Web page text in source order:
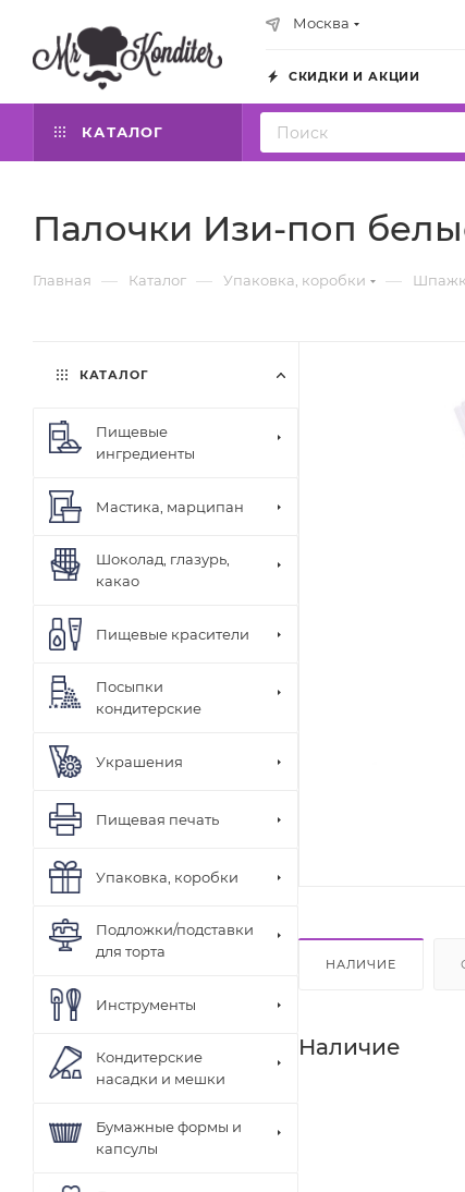
Москва
СКИДКИ И АКЦИИ
КАТАЛОГ
Палочки Изи-поп
Главная — Каталог — Упаковка, коробки —
НАЛИЧИЕ
Наличие
КАТАЛОГ
Пищевые
ингредиенты
Мастика, марципан
Шоколад, глазурь,
какао
Пищевые красители
Посыпки
кондитерские
Украшения
Пищевая печать
Упаковка, коробки
Подложки/подставки
для торта
Инструменты
Кондитерские
насадки и мешки
Бумажные формы и
капсулы